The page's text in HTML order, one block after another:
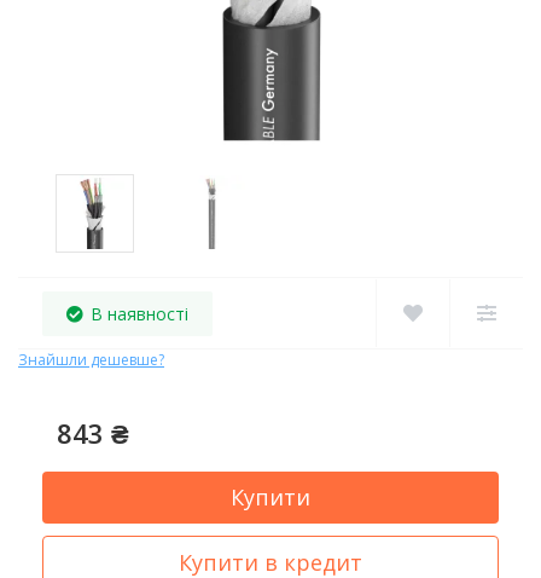
В наявності
Знайшли дешевше?
843 ₴
Купити
Купити в кредит